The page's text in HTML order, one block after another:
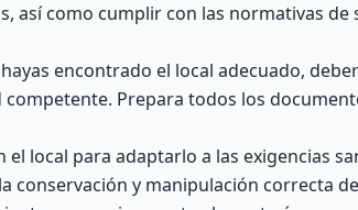
así como cumplir con las normativas de
encontrado el local adecuado,
Prepara todos los
el local para adaptarlo a las exigencias
conservación y manipulación correcta